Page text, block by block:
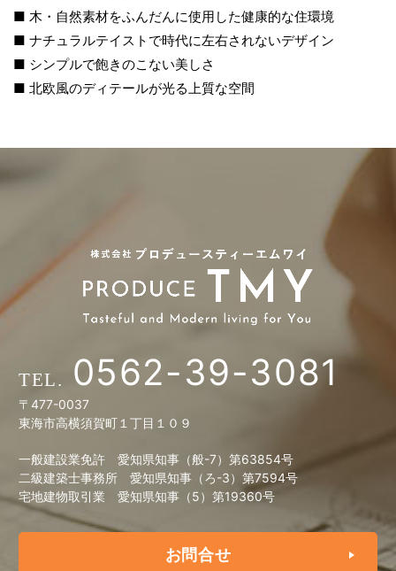
■ 木・自然素材をふんだんに使用した健康的な住環境
■ ナチュラルテイストで時代に左右されないデザイン
■ シンプルで飽きのこない美しさ
■ 北欧風のディテールが光る上質な空間
0562-39-3081
〒477-0037
東海市高横須賀町１丁目１０９
一般建設業免許 愛知県知事（般-7）第63854号
二級建築士事務所 愛知県知事（ろ-3）第7594号
宅地建物取引業 愛知県知事（5）第19360号
お問合せ